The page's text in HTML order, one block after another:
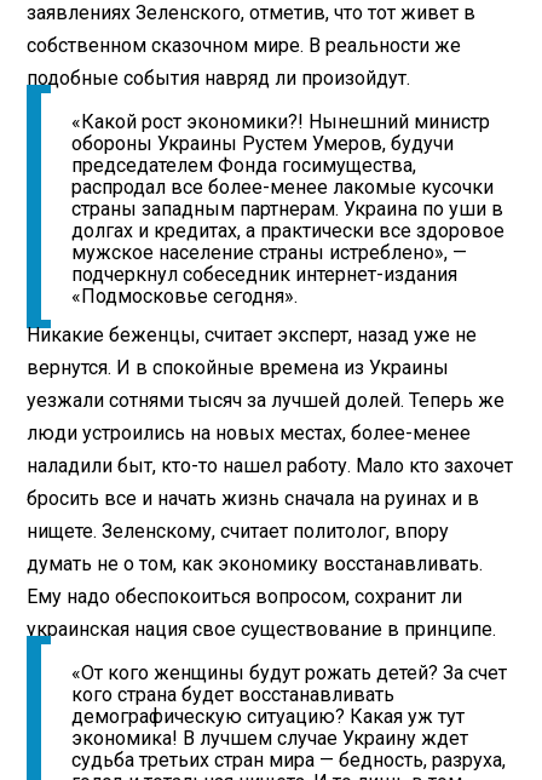
заявлениях Зеленского, отметив, что тот живет в
собственном сказочном мире. В реальности же
подобные события навряд ли произойдут.
«Какой рост экономики?! Нынешний министр
обороны Украины Рустем Умеров, будучи
председателем Фонда госимущества,
распродал все более-менее лакомые кусочки
страны западным партнерам. Украина по уши в
долгах и кредитах, а практически все здоровое
мужское население страны истреблено», —
подчеркнул собеседник интернет-издания
«Подмосковье сегодня».
Никакие беженцы, считает эксперт, назад уже не
вернутся. И в спокойные времена из Украины
уезжали сотнями тысяч за лучшей долей. Теперь же
люди устроились на новых местах, более-менее
наладили быт, кто-то нашел работу. Мало кто захочет
бросить все и начать жизнь сначала на руинах и в
нищете. Зеленскому, считает политолог, впору
думать не о том, как экономику восстанавливать.
Ему надо обеспокоиться вопросом, сохранит ли
украинская нация свое существование в принципе.
«От кого женщины будут рожать детей? За счет
кого страна будет восстанавливать
демографическую ситуацию? Какая уж тут
экономика! В лучшем случае Украину ждет
судьба третьих стран мира — бедность, разруха,